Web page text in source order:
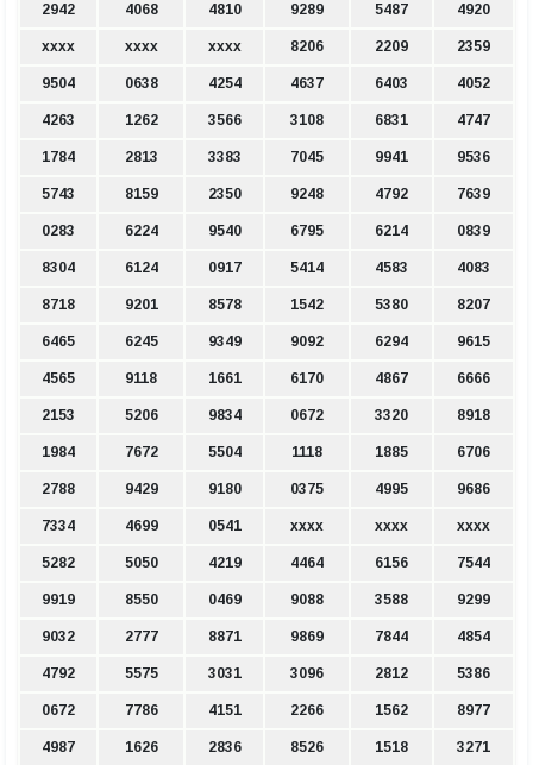
2942 4068 4810 9289 5487 4920
xxxx xxxx xxxx 8206 2209 2359
9504 0638 4254 4637 6403 4052
4263 1262 3566 3108 6831 4747
1784 2813 3383 7045 9941 9536
5743 8159 2350 9248 4792 7639
0283 6224 9540 6795 6214 0839
8304 6124 0917 5414 4583 4083
8718 9201 8578 1542 5380 8207
6465 6245 9349 9092 6294 9615
4565 9118 1661 6170 4867 6666
2153 5206 9834 0672 3320 8918
1984 7672 5504 1118 1885 6706
2788 9429 9180 0375 4995 9686
7334 4699 0541 xxxx xxxx xxxx
5282 5050 4219 4464 6156 7544
9919 8550 0469 9088 3588 9299
9032 2777 8871 9869 7844 4854
4792 5575 3031 3096 2812 5386
0672 7786 4151 2266 1562 8977
4987 1626 2836 8526 1518 3271